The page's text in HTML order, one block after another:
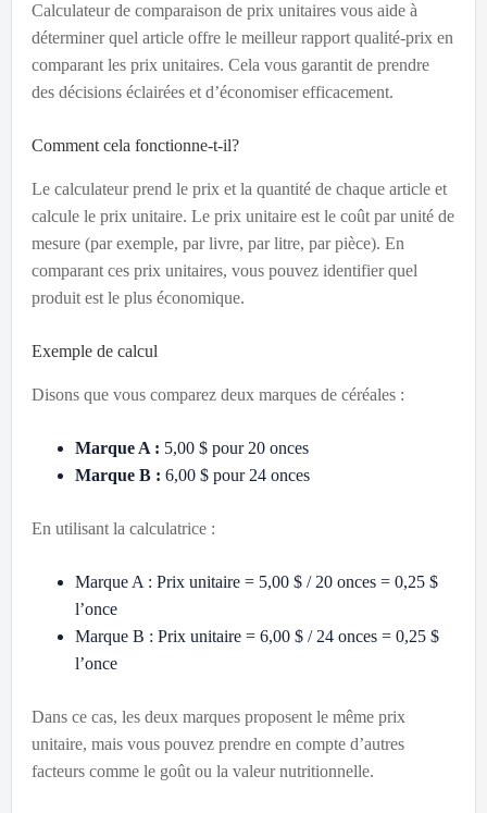
Calculateur de comparaison de prix unitaires vous aide à
déterminer quel article offre le meilleur rapport qualité-prix en
comparant les prix unitaires. Cela vous garantit de prendre
des décisions éclairées et d’économiser efficacement.
Comment cela fonctionne-t-il?
Le calculateur prend le prix et la quantité de chaque article et
calcule le prix unitaire. Le prix unitaire est le coût par unité de
mesure (par exemple, par livre, par litre, par pièce). En
comparant ces prix unitaires, vous pouvez identifier quel
produit est le plus économique.
Exemple de calcul
Disons que vous comparez deux marques de céréales :
Marque A : 5,00 $ pour 20 onces
Marque B : 6,00 $ pour 24 onces
En utilisant la calculatrice :
Marque A : Prix unitaire = 5,00 $ / 20 onces = 0,25 $
l’once
Marque B : Prix unitaire = 6,00 $ / 24 onces = 0,25 $
l’once
Dans ce cas, les deux marques proposent le même prix
unitaire, mais vous pouvez prendre en compte d’autres
facteurs comme le goût ou la valeur nutritionnelle.